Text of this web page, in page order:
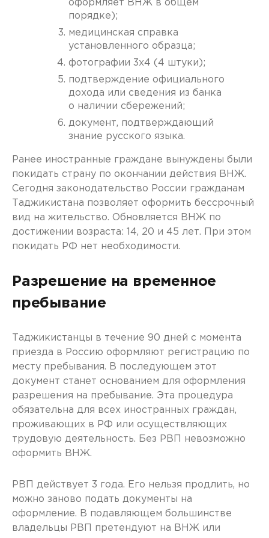
оформляет ВНЖ в общем
порядке);
медицинская справка
установленного образца;
фотографии 3х4 (4 штуки);
подтверждение официального
дохода или сведения из банка
о наличии сбережений;
документ, подтверждающий
знание русского языка.
Ранее иностранные граждане вынуждены были
покидать страну по окончании действия ВНЖ.
Сегодня законодательство России гражданам
Таджикистана позволяет оформить бессрочный
вид на жительство. Обновляется ВНЖ по
достижении возраста: 14, 20 и 45 лет. При этом
покидать РФ нет необходимости.
Разрешение на временное
пребывание
Таджикистанцы в течение 90 дней с момента
приезда в Россию оформляют регистрацию по
месту пребывания. В последующем этот
документ станет основанием для оформления
разрешения на пребывание. Эта процедура
обязательна для всех иностранных граждан,
проживающих в РФ или осуществляющих
трудовую деятельность. Без РВП невозможно
оформить ВНЖ.
РВП действует 3 года. Его нельзя продлить, но
можно заново подать документы на
оформление. В подавляющем большинстве
владельцы РВП претендуют на ВНЖ или